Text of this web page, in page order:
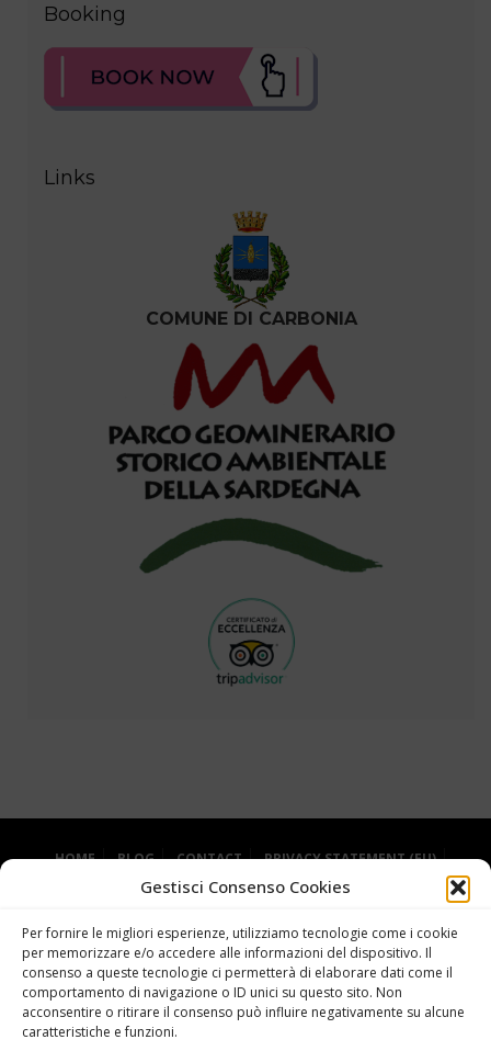
Gestisci Consenso Cookies
Per fornire le migliori esperienze, utilizziamo tecnologie come i cookie
per memorizzare e/o accedere alle informazioni del dispositivo. Il
consenso a queste tecnologie ci permetterà di elaborare dati come il
comportamento di navigazione o ID unici su questo sito. Non
acconsentire o ritirare il consenso può influire negativamente su alcune
caratteristiche e funzioni.
Booking
Links
COMUNE DI CARBONIA
HOME BLOG CONTACT
PRIVACY STATEMENT (EU)
COOKIE POLICY (EU)